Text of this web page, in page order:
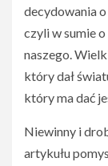
decydowania
czyli w sumie
naszego.
który dał
który ma dać
Niewinny i
artykułu